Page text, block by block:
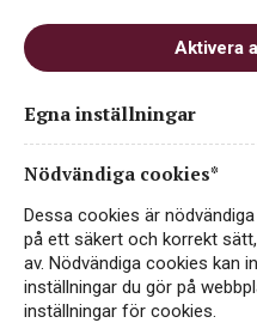
Aktivera
Egna inställningar
Nödvändiga cookies*
Dessa cookies är
på ett säkert och korrekt
av. Nödvändiga cookies kan
inställningar du gör på
inställningar för cookies.